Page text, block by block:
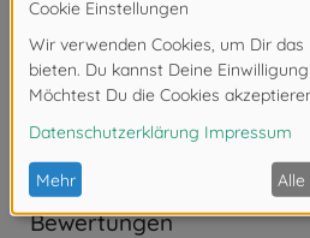
Produktdetails
- TAMIYA Sticker in Größe M
- Abmessungen: 115x90mm
- Inhalt: 1 Stück
- Beschichtete Oberfläche
Bewertungen